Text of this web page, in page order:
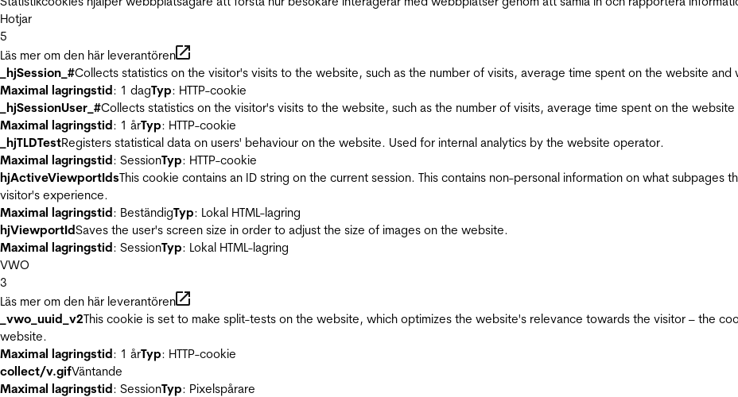
Hotjar
5
Läs mer om den här leverantören
_hjSession_#Collects statistics on the visitor's visits to the website, such as the number of visits, average time spent on the website
Maximal lagringstid: 1 dagTyp: HTTP-cookie
_hjSessionUser_#Collects statistics on the visitor's visits to the website, such as the number of visits, average time spent on the
Maximal lagringstid: 1 årTyp: HTTP-cookie
_hjTLDTestRegisters statistical data on users' behaviour on the website. Used for internal analytics by the website operator.
Maximal lagringstid: SessionTyp: HTTP-cookie
hjActiveViewportIdsThis cookie contains an ID string on the current session. This contains non-personal information on what subpages
visitor's experience.
Maximal lagringstid: BeständigTyp: Lokal HTML-lagring
hjViewportIdSaves the user's screen size in order to adjust the size of images on the website.
Maximal lagringstid: SessionTyp: Lokal HTML-lagring
VWO
3
Läs mer om den här leverantören
_vwo_uuid_v2This cookie is set to make split-tests on the website, which optimizes the website's relevance towards the visitor – the
website.
Maximal lagringstid: 1 årTyp: HTTP-cookie
collect/v.gifVäntande
Maximal lagringstid: SessionTyp: Pixelspårare